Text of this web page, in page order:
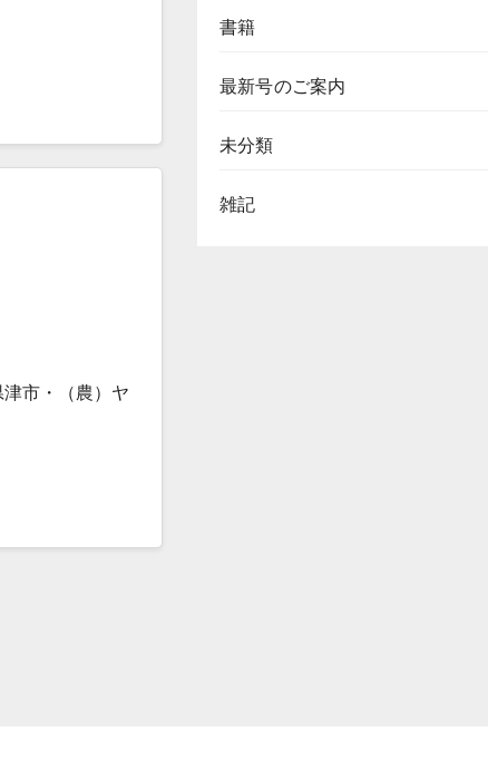
市・（農）ヤ
書籍
最新号のご案内
未分類
雑記